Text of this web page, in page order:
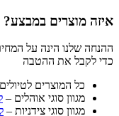
איזה מוצרים במבצע?
ההנחה שלנו הינה על
כדי לקבל את ההטבה
כל המוצרים
מגוון סוגי אוהלים –
מגוון סוגי צידניות –